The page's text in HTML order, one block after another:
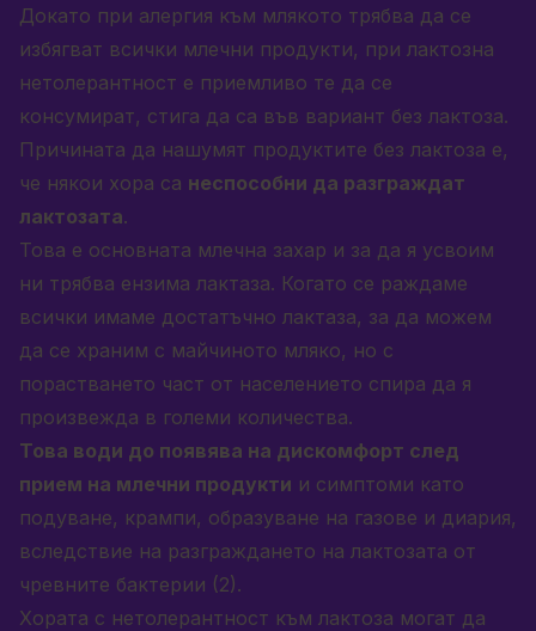
Докато при алергия към млякото трябва да се
избягват всички млечни продукти, при лактозна
нетолерантност е приемливо те да се
консумират, стига да са във вариант без лактоза.
Причината да нашумят продуктите без лактоза е,
че някои хора са неспособни да разграждат
лактозата.
Това е основната млечна захар и за да я усвоим
ни трябва ензима лактаза. Когато се раждаме
всички имаме достатъчно лактаза, за да можем
да се храним с майчиното мляко, но с
порастването част от населението спира да я
произвежда в големи количества.
Това води до появява на дискомфорт след
прием на млечни продукти и симптоми като
подуване, крампи, образуване на газове и диария,
вследствие на разграждането на лактозата от
чревните бактерии (2).
Хората с нетолерантност към лактоза могат да